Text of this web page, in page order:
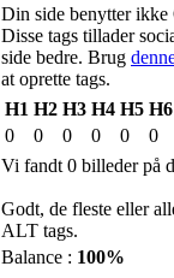
Din side benytter ikke
Disse tags tillader
side bedre. Brug
at oprette tags.
H1 H2 H3 H4 H5 H6
0
0 0 0 0 0
Vi fandt 0 billeder på
Godt, de fleste eller
ALT tags.
Balance : 100%